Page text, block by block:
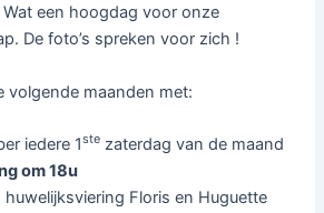
een hoogdag voor onze
De foto’s spreken voor zich !
volgende maanden met:
iedere 1ste zaterdag van de maand
om 18u
huwelijksviering Floris en Huguette